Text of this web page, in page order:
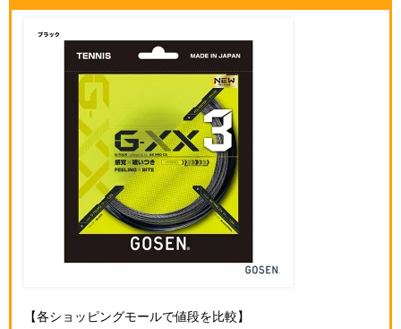
【各ショッピングモールで値段を比較】